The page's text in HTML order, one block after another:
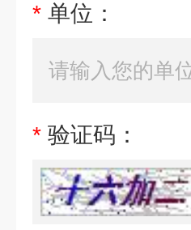
* 单位：
* 验证码：